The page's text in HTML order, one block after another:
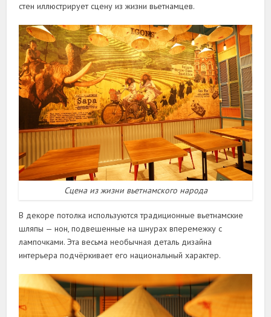
стен иллюстрирует сцену из жизни вьетнамцев.
Сцена из жизни вьетнамского народа
В декоре потолка используются традиционные вьетнамские
шляпы — нон, подвешенные на шнурах вперемежку с
лампочками. Эта весьма необычная деталь дизайна
интерьера подчёркивает его национальный характер.